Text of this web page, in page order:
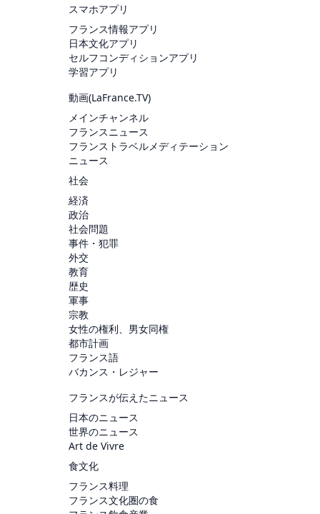
スマホアプリ
フランス情報アプリ
日本文化アプリ
セルフコンディションアプリ
学習アプリ
動画(LaFrance.TV)
メインチャンネル
フランスニュース
フランストラベルメディテーション
ニュース
社会
経済
政治
社会問題
事件・犯罪
外交
教育
歴史
軍事
宗教
女性の権利、男女同権
都市計画
フランス語
バカンス・レジャー
フランスが伝えたニュース
日本のニュース
世界のニュース
Art de Vivre
食文化
フランス料理
フランス文化圏の食